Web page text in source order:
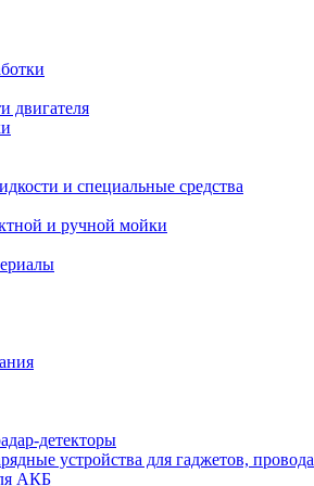
двигателя
и специальные средства
и ручной мойки
детекторы
устройства для гаджетов, провода
АКБ